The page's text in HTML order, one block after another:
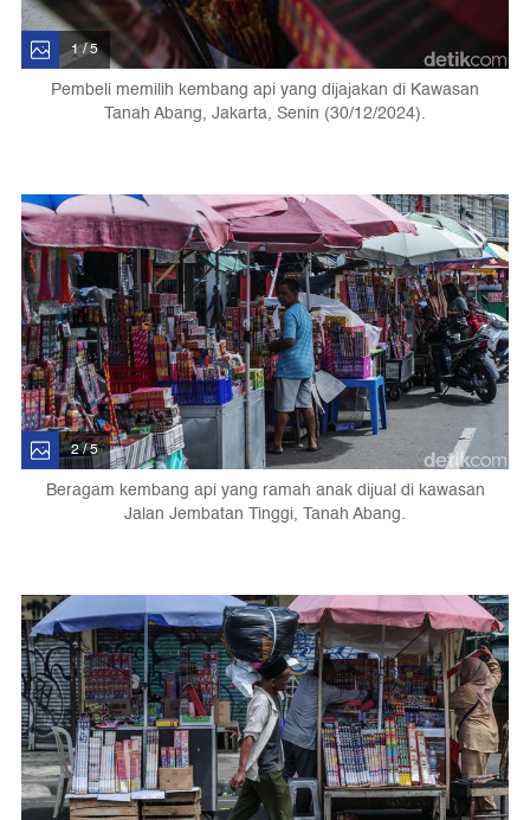
1 / 5
Pembeli memilih kembang api yang dijajakan di Kawasan
Tanah Abang, Jakarta, Senin (30/12/2024).
2 / 5
Beragam kembang api yang ramah anak dijual di kawasan
Jalan Jembatan Tinggi, Tanah Abang.